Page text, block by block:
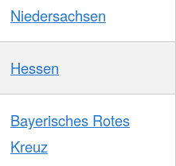
Niedersachsen
Hessen
Bayerisches Rotes
Kreuz